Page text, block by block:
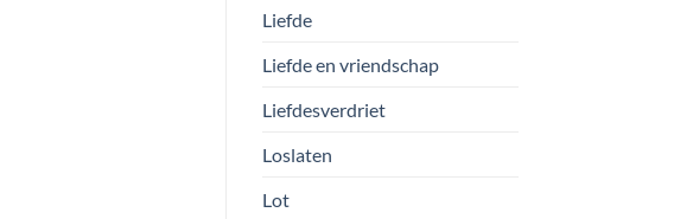
Liefde
Liefde en vriendschap
Liefdesverdriet
Loslaten
Lot